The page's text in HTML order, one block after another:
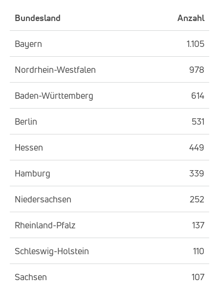
Bundesland Anzahl
Bayern 1.105
Nordrhein-Westfalen 978
Baden-Württemberg 614
Berlin 531
Hessen 449
Hamburg 339
Niedersachsen 252
Rheinland-Pfalz 137
Schleswig-Holstein 110
Sachsen 107